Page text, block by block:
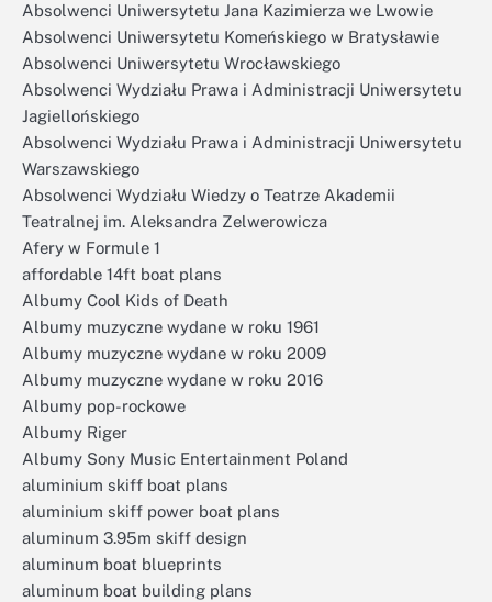
Absolwenci Uniwersytetu Jana Kazimierza we Lwowie
Absolwenci Uniwersytetu Komeńskiego w Bratysławie
Absolwenci Uniwersytetu Wrocławskiego
Absolwenci Wydziału Prawa i Administracji Uniwersytetu
Jagiellońskiego
Absolwenci Wydziału Prawa i Administracji Uniwersytetu
Warszawskiego
Absolwenci Wydziału Wiedzy o Teatrze Akademii
Teatralnej im. Aleksandra Zelwerowicza
Afery w Formule 1
affordable 14ft boat plans
Albumy Cool Kids of Death
Albumy muzyczne wydane w roku 1961
Albumy muzyczne wydane w roku 2009
Albumy muzyczne wydane w roku 2016
Albumy pop-rockowe
Albumy Riger
Albumy Sony Music Entertainment Poland
aluminium skiff boat plans
aluminium skiff power boat plans
aluminum 3.95m skiff design
aluminum boat blueprints
aluminum boat building plans